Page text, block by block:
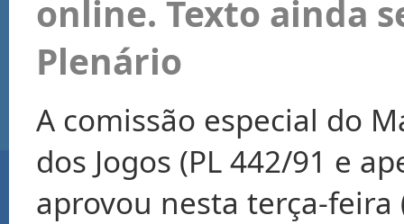
online. Texto ainda
Plenário
A comissão especial do
dos Jogos (PL 442/91 e
aprovou nesta terça-feira